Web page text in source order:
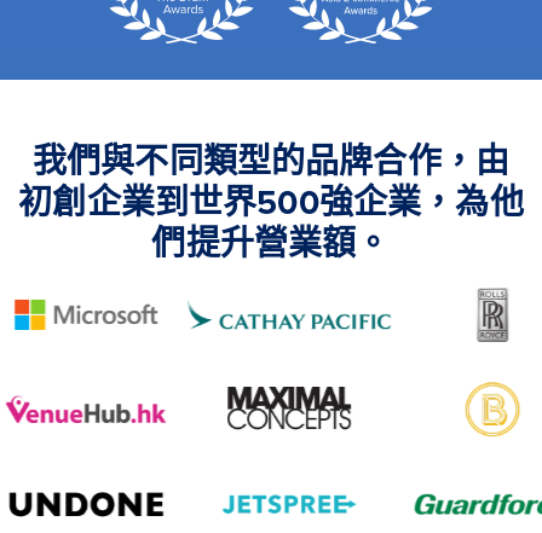
我們與不同類型的品牌合作，由
初創企業到世界500強企業，為他
們提升營業額。